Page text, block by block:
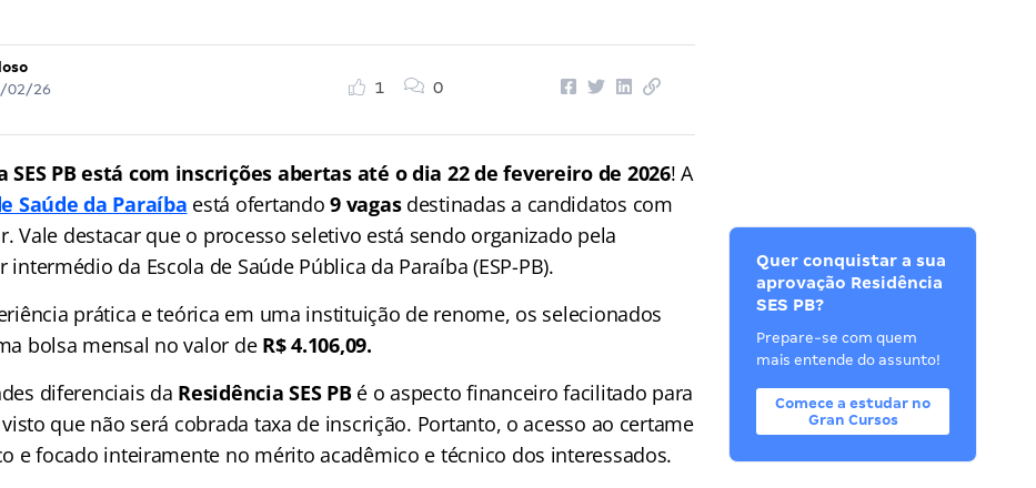
02/26
1 0
SES PB está com inscrições abertas até o dia 22 de fevereiro de 2026! A
Saúde da Paraíba está ofertando9 vagas destinadas a candidatos com
Vale destacar que o processo seletivo está sendo organizado pela
intermédio da Escola de Saúde Pública da Paraíba (ESP-PB).
prática e teórica em uma instituição de renome, os selecionados
bolsa mensal no valor de R$ 4.106,09.
diferenciais da Residência SES PBé o aspecto financeiro facilitado para
que não será cobrada taxa de inscrição. Portanto, o acesso ao certame
e focado inteiramente no mérito acadêmico e técnico dos interessados.
Quer conquistar a sua
aprovação Residência
SES PB?
Prepare-se com quem
mais entende do assunto!
Comece a estudar no
Gran Cursos